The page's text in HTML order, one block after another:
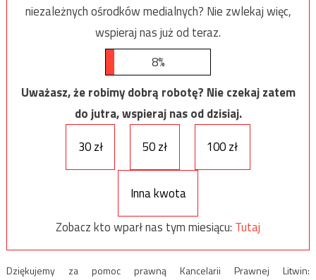
niezależnych ośrodków medialnych? Nie zwlekaj więc,
wspieraj nas już od teraz.
8%
Uważasz, że robimy dobrą robotę? Nie czekaj zatem
do jutra, wspieraj nas od dzisiaj.
30 zł
50 zł 100 zł
Inna kwota
Zobacz kto wparł nas tym miesiącu: Tutaj
Dziękujemy za pomoc prawną Kancelarii Prawnej Litwin: